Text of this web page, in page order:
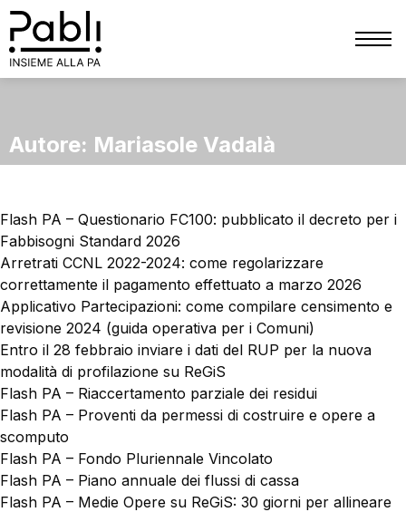
SERVIZI
TRIBUTI
FINANZIARIO
PERSONALE
PRIVACY
COMUNICAZIONE
BLOG
CONTATTI
MATERIALI GRATUITI
Autore: Mariasole Vadalà
Flash PA – Questionario FC100: pubblicato il decreto per i
Fabbisogni Standard 2026
Arretrati CCNL 2022-2024: come regolarizzare
correttamente il pagamento effettuato a marzo 2026
Applicativo Partecipazioni: come compilare censimento e
revisione 2024 (guida operativa per i Comuni)
Entro il 28 febbraio inviare i dati del RUP per la nuova
modalità di profilazione su ReGiS
Flash PA – Riaccertamento parziale dei residui
Flash PA – Proventi da permessi di costruire e opere a
scomputo
Flash PA – Fondo Pluriennale Vincolato
Flash PA – Piano annuale dei flussi di cassa
Flash PA – Medie Opere su ReGiS: 30 giorni per allineare